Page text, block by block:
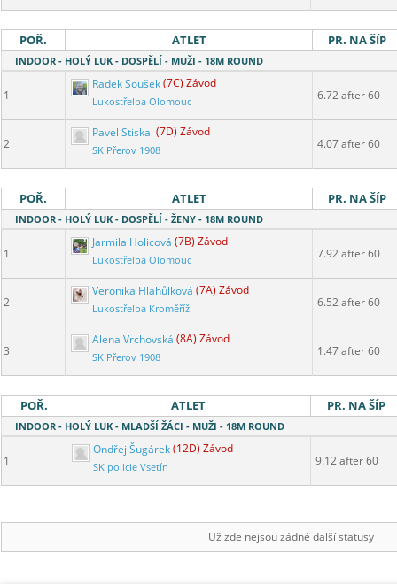
POŘ. ATLET PR. NA ŠÍP
INDOOR - HOLÝ LUK - DOSPĚLÍ - MUŽI - 18M ROUND
1
Radek Soušek(7C) Závod
Lukostřelba Olomouc 6.72 after 60
2
Pavel Stiskal (7D) Závod
SK Přerov 1908 4.07 after 60
POŘ. ATLET PR. NA ŠÍP
INDOOR - HOLÝ LUK - DOSPĚLÍ - ŽENY - 18M ROUND
1
Jarmila Holicová (7B) Závod
Lukostřelba Olomouc 7.92 after 60
2
Veronika Hlahůlková (7A) Závod
Lukostřelba Kroměříž 6.52 after 60
3
Alena Vrchovská (8A) Závod
SK Přerov 1908 1.47 after 60
POŘ. ATLET PR. NA ŠÍP
INDOOR - HOLÝ LUK - MLADŠÍ ŽÁCI - MUŽI - 18M ROUND
1
Ondřej Šugárek(12D) Závod
SK policie Vsetín 9.12 after 60
Už zde nejsou zádné další statusy